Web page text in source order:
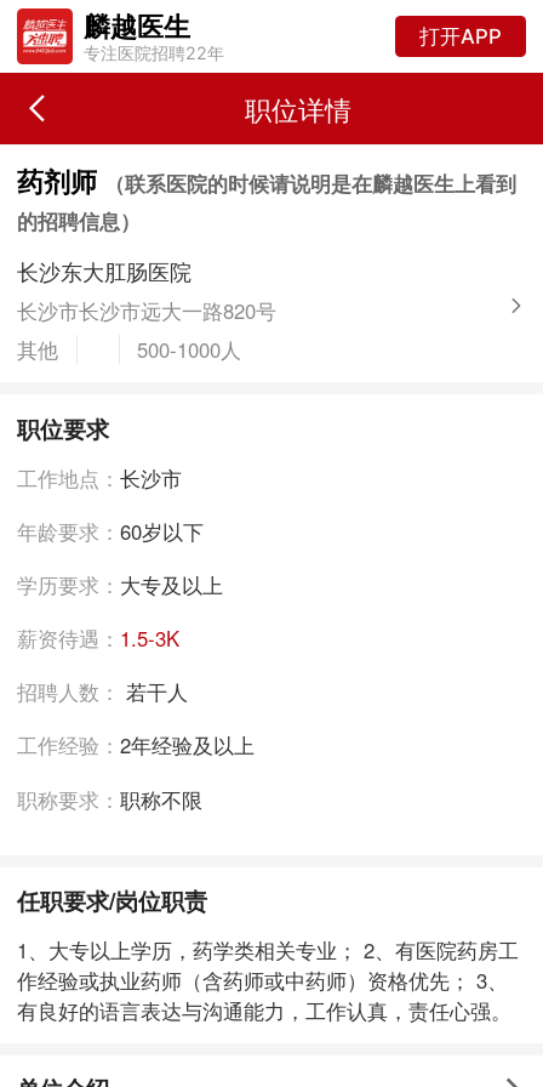
麟越医生
专注医院招聘22年
打开APP
职位详情
药剂师
（联系医院的时候请说明是在麟越医生上看到
的招聘信息）
长沙东大肛肠医院
长沙市长沙市远大一路820号
其他
500-1000人
职位要求
工作地点：长沙市
年龄要求：60岁以下
学历要求： 大专及以上
薪资待遇： 1.5-3K
招聘人数：若干人
工作经验：2年经验及以上
职称要求：职称不限
任职要求/岗位职责
1、大专以上学历，药学类相关专业； 2、有医院药房工
作经验或执业药师（含药师或中药师）资格优先； 3、
有良好的语言表达与沟通能力，工作认真，责任心强。